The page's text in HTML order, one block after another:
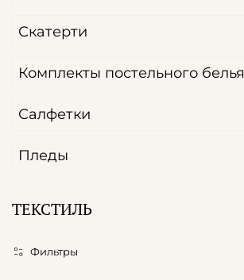
Скатерти
Комплекты постельного белья
Салфетки
Пледы
ТЕКСТИЛЬ
Фильтры